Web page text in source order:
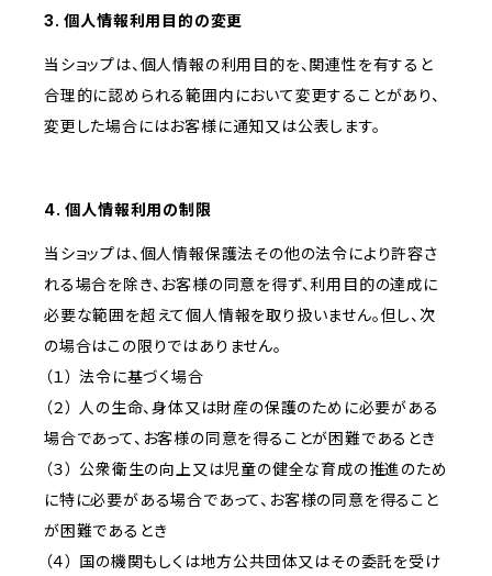
3. 個人情報利用目的の変更
当ショップは、個人情報の利用目的を、関連性を有すると
合理的に認められる範囲内において変更することがあり、
変更した場合にはお客様に通知又は公表します。
4. 個人情報利用の制限
当ショップは、個人情報保護法その他の法令により許容さ
れる場合を除き、お客様の同意を得ず、利用目的の達成に
必要な範囲を超えて個人情報を取り扱いません。但し、次
の場合はこの限りではありません。
（１） 法令に基づく場合
（２） 人の生命、身体又は財産の保護のために必要がある
場合であって、お客様の同意を得ることが困難であるとき
（３） 公衆衛生の向上又は児童の健全な育成の推進のため
に特に必要がある場合であって、お客様の同意を得ること
が困難であるとき
（４） 国の機関もしくは地方公共団体又はその委託を受け